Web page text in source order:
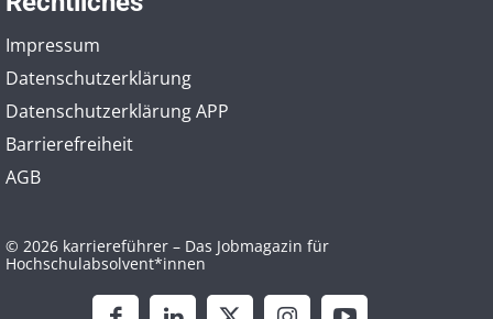
Impressum
Datenschutzerklärung
Datenschutzerklärung APP
Barrierefreiheit
AGB
© 2026 karriereführer – Das Jobmagazin für
Hochschulabsolvent*innen